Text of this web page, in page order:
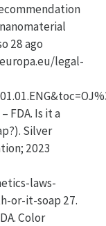
28 ago
legal-
FDA. Is it a
Silver
2023
laws-
or-it-soap 27.
Color